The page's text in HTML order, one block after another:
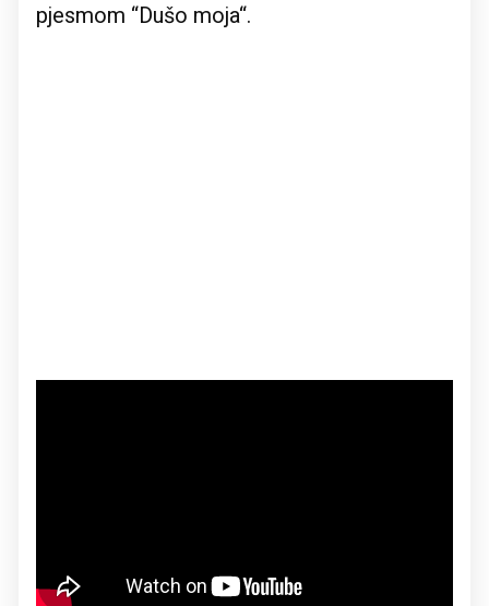
pjesmom “Dušo moja“.